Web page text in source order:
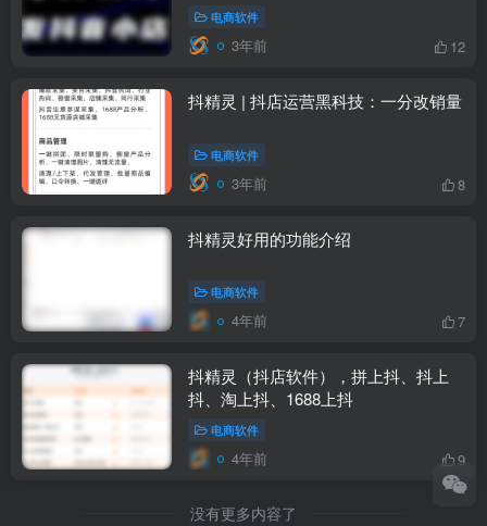
电商软件
3年前 12
抖精灵 | 抖店运营黑科技：一分改销量
电商软件
3年前 8
抖精灵好用的功能介绍
电商软件
4年前 7
抖精灵（抖店软件），拼上抖、抖上
抖、淘上抖、1688上抖
电商软件
4年前 9
没有更多内容了